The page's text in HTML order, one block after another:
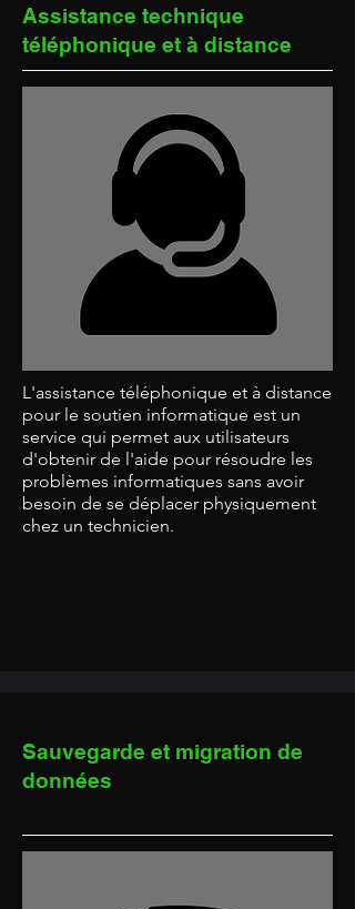
Assistance technique
téléphonique et à distance
L'assistance téléphonique et à distance
pour le soutien informatique est un
service qui permet aux utilisateurs
d'obtenir de l'aide pour résoudre les
problèmes informatiques sans avoir
besoin de se déplacer physiquement
chez un technicien.
Sauvegarde et migration de
données